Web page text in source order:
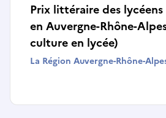
Prix littéraire des
en Auvergne-Rhône-
culture en lycée)
La Région Auvergne-Rhône-